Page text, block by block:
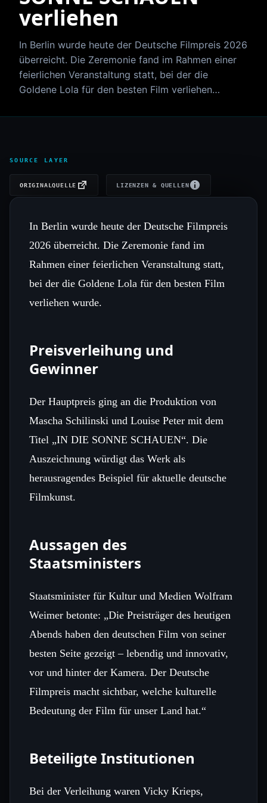
verliehen
In Berlin wurde heute der Deutsche Filmpreis 2026
überreicht. Die Zeremonie fand im Rahmen einer
feierlichen Veranstaltung statt, bei der die
Goldene Lola für den besten Film verliehen…
SOURCE LAYER
ORIGINALQUELLE LIZENZEN & QUELLEN
In Berlin wurde heute der Deutsche Filmpreis
2026 überreicht. Die Zeremonie fand im
Rahmen einer feierlichen Veranstaltung statt,
bei der die Goldene Lola für den besten Film
verliehen wurde.
Preisverleihung und
Gewinner
Der Hauptpreis ging an die Produktion von
Mascha Schilinski und Louise Peter mit dem
Titel „IN DIE SONNE SCHAUEN“. Die
Auszeichnung würdigt das Werk als
herausragendes Beispiel für aktuelle deutsche
Filmkunst.
Aussagen des
Staatsministers
Staatsminister für Kultur und Medien Wolfram
Weimer betonte: „Die Preisträger des heutigen
Abends haben den deutschen Film von seiner
besten Seite gezeigt – lebendig und innovativ,
vor und hinter der Kamera. Der Deutsche
Filmpreis macht sichtbar, welche kulturelle
Bedeutung der Film für unser Land hat.“
Beteiligte Institutionen
Bei der Verleihung waren Vicky Krieps,